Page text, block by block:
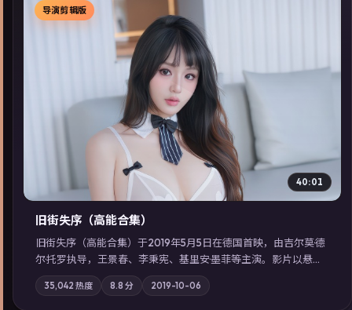
▶
导演剪辑版
40:01
旧街失序（高能合集）
旧街失序（高能合集）于2019年5月5日在德国首映，由吉尔莫·德
尔·托罗执导，王景春、李秉宪、基里安·墨菲等主演。影片以悬疑
为叙事主轴，一次普通通勤演变成全城关注的生死营救；摄影与
配乐强化地域气质；站内亦可通过「国产免费观看高清电视剧在
35,042 热度 8.8 分 2019-10-06